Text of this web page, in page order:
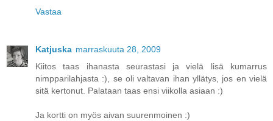
Vastaa
Katjuska marraskuuta 28, 2009
Kiitos taas ihanasta seurastasi ja vielä lisä kumarrus
nimpparilahjasta :), se oli valtavan ihan yllätys, jos en vielä
sitä kertonut. Palataan taas ensi viikolla asiaan :)
Ja kortti on myös aivan suurenmoinen :)